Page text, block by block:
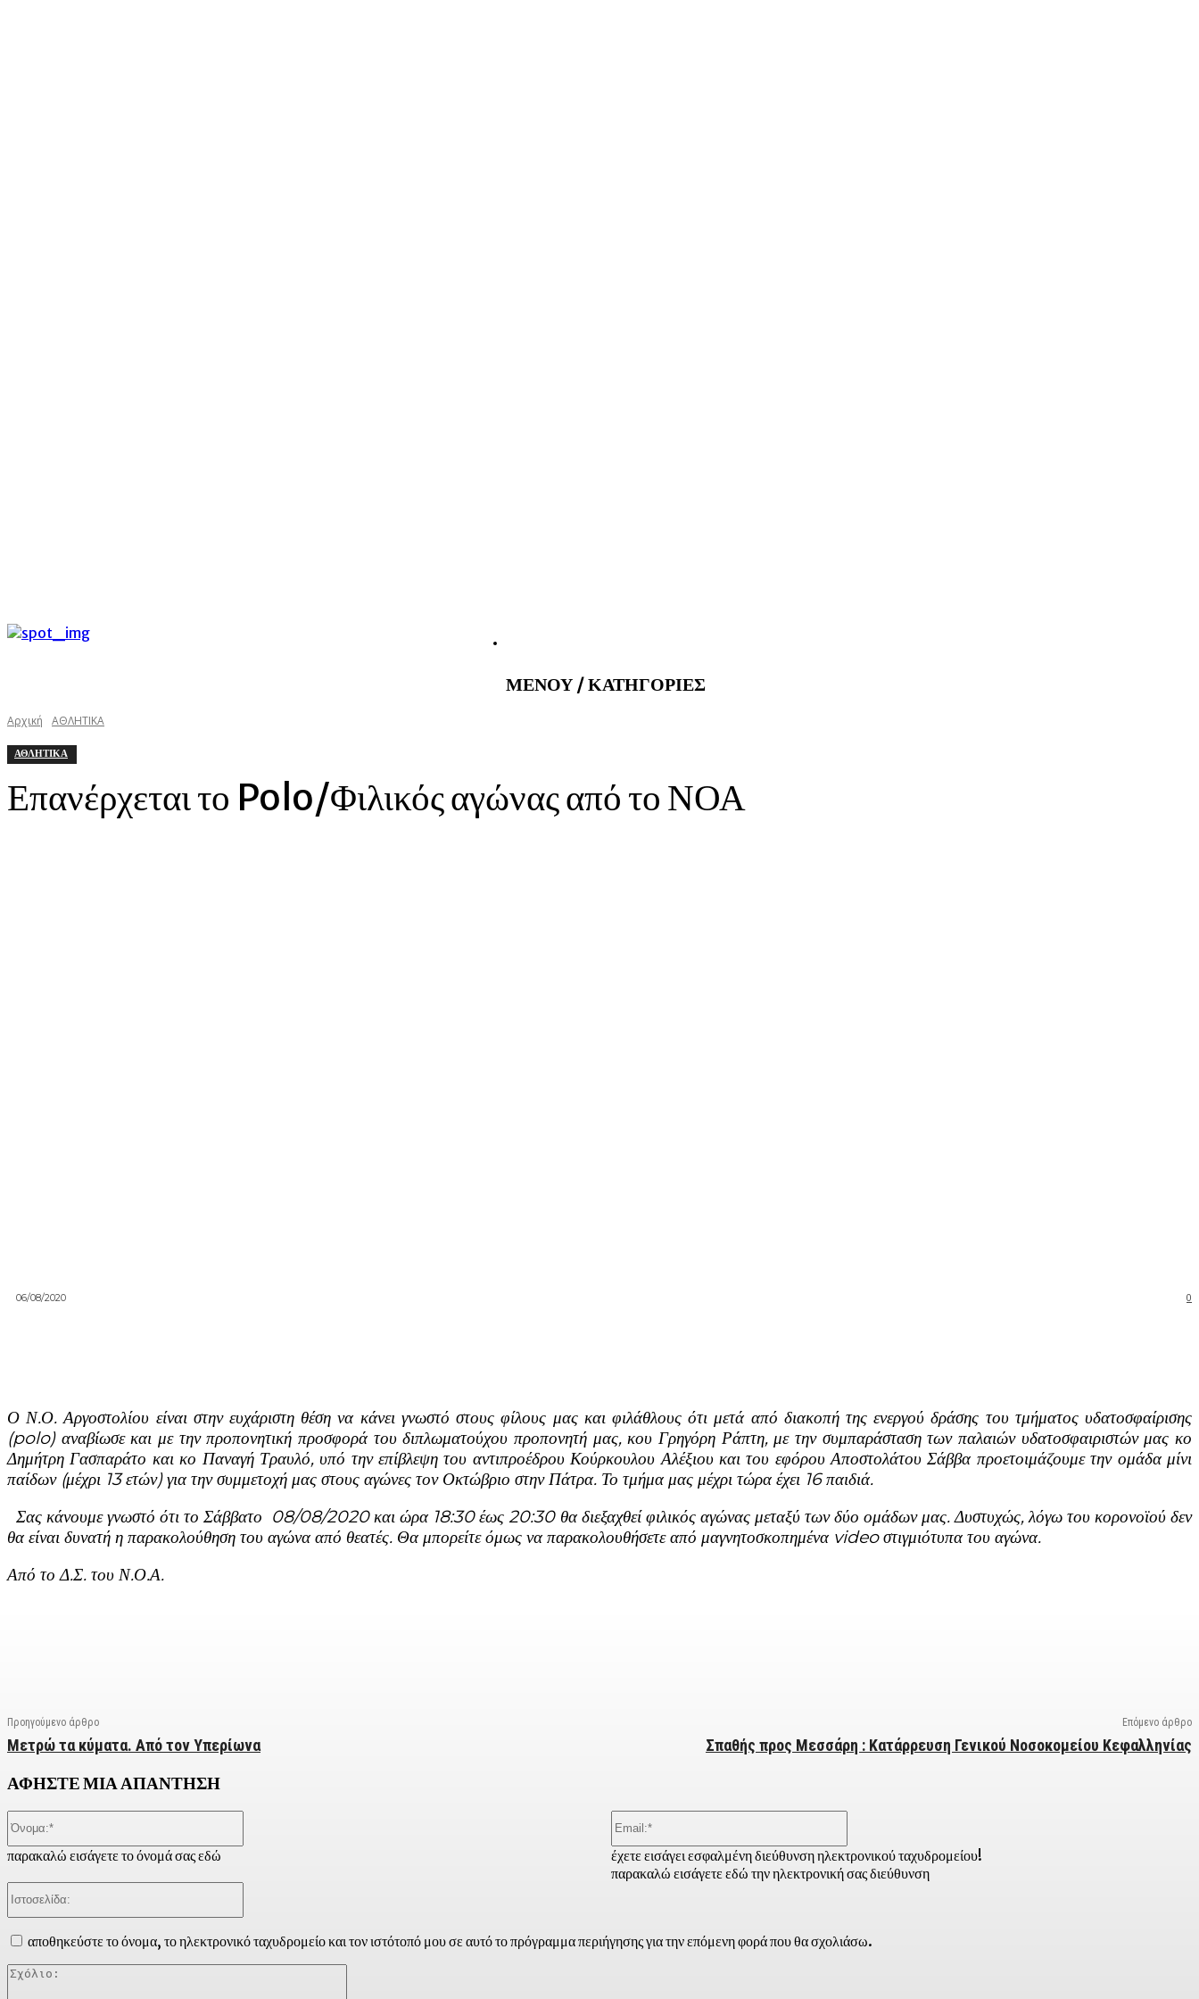
ΜΕΝΟΥ / ΚΑΤΗΓΟΡΙΕΣ
Αρχική ΑΘΛΗΤΙΚΑ
ΑΘΛΗΤΙΚΑ
Επανέρχεται το Polo/Φιλικός αγώνας από το ΝΟΑ
0
06/08/2020
Ο Ν.Ο. Αργοστολίου είναι στην ευχάριστη θέση να κάνει γνωστό στους φίλους μας και φιλάθλους ότι μετά από διακοπή της ενεργού δράσης του τμήματος υδατοσφαίρισης
(polo) αναβίωσε και με την προπονητική προσφορά του διπλωματούχου προπονητή μας, κου Γρηγόρη Ράπτη, με την συμπαράσταση των παλαιών υδατοσφαιριστών μας κο
Δημήτρη Γασπαράτο και κο Παναγή Τραυλό, υπό την επίβλεψη του αντιπροέδρου Κούρκουλου Αλέξιου και του εφόρου Αποστολάτου Σάββα προετοιμάζουμε την ομάδα μίνι
παίδων (μέχρι 13 ετών) για την συμμετοχή μας στους αγώνες τον Οκτώβριο στην Πάτρα. Το τμήμα μας μέχρι τώρα έχει 16 παιδιά.
Σας κάνουμε γνωστό ότι το Σάββατο 08/08/2020 και ώρα 18:30 έως 20:30 θα διεξαχθεί φιλικός αγώνας μεταξύ των δύο ομάδων μας. Δυστυχώς, λόγω του κορονοϊού δεν
θα είναι δυνατή η παρακολούθηση του αγώνα από θεατές. Θα μπορείτε όμως να παρακολουθήσετε από μαγνητοσκοπημένα videoστιγμιότυπα του αγώνα.
Από το Δ.Σ. του Ν.Ο.Α.
Προηγούμενο άρθρο
Μετρώ τα κύματα. Από τον Υπερίωνα
Επόμενο άρθρο
Σπαθής προς Μεσσάρη : Κατάρρευση Γενικού Νοσοκομείου Κεφαλληνίας
ΑΦΗΣΤΕ ΜΙΑ ΑΠΑΝΤΗΣΗ
παρακαλώ εισάγετε το όνομά σας εδώ
έχετε εισάγει εσφαλμένη διεύθυνση ηλεκτρονικού ταχυδρομείου!
παρακαλώ εισάγετε εδώ την ηλεκτρονική σας διεύθυνση
αποθηκεύστε το όνομα, το ηλεκτρονικό ταχυδρομείο και τον ιστότοπό μου σε αυτό το πρόγραμμα περιήγησης για την επόμενη φορά που θα σχολιάσω.